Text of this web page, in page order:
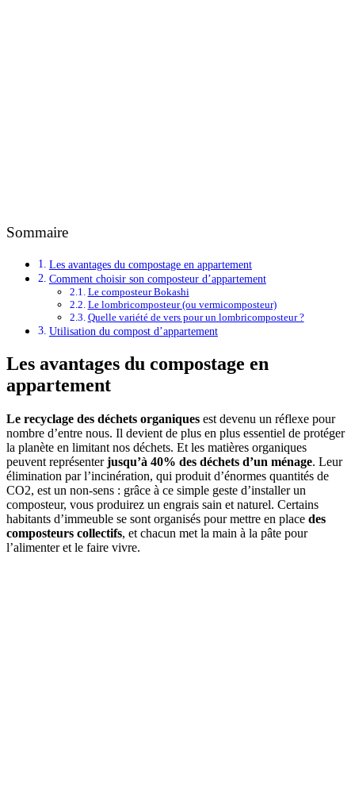
Sommaire
Les avantages du compostage en appartement
Comment choisir son composteur d’appartement
Le composteur Bokashi
Le lombricomposteur (ou vermicomposteur)
Quelle variété de vers pour un lombricomposteur ?
Utilisation du compost d’appartement
Les avantages du compostage en
appartement
Le recyclage des déchets organiques est devenu un réflexe pour
nombre d’entre nous. Il devient de plus en plus essentiel de protéger
la planète en limitant nos déchets. Et les matières organiques
peuvent représenterjusqu’à 40% des déchets d’un ménage. Leur
élimination par l’incinération, qui produit d’énormes quantités de
CO2, est un non-sens : grâce à ce simple geste d’installer un
composteur, vous produirez un engrais sain et naturel. Certains
habitants d’immeuble se sont organisés pour mettre en place des
composteurs collectifs, et chacun met la main à la pâte pour
l’alimenter et le faire vivre.